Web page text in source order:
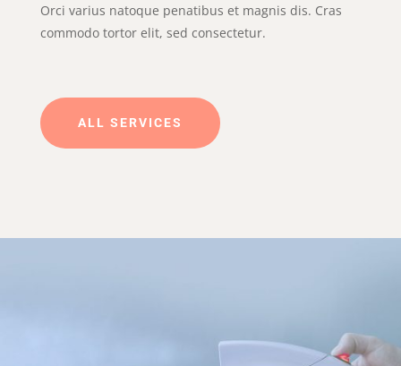
Orci varius natoque penatibus et magnis dis. Cras
commodo tortor elit, sed consectetur.
ALL SERVICES